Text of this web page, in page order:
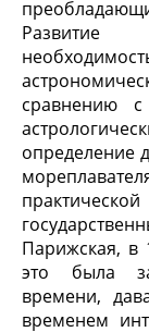
Развитие
сравнению
определение
Парижская, в
это была
времени,
временем